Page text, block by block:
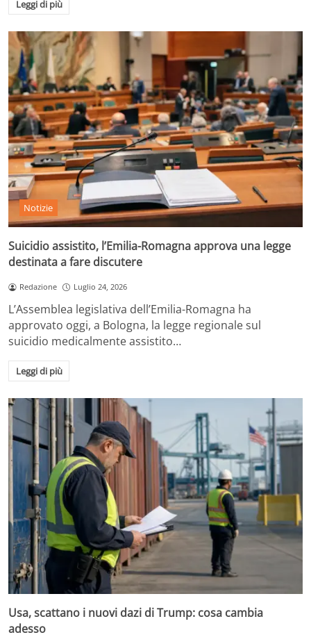
Leggi di più
Notizie
Suicidio assistito, l’Emilia-Romagna approva una legge
destinata a fare discutere
Redazione Luglio 24, 2026
L’Assemblea legislativa dell’Emilia-Romagna ha
approvato oggi, a Bologna, la legge regionale sul
suicidio medicalmente assistito…
Leggi di più
Usa, scattano i nuovi dazi di Trump: cosa cambia
adesso